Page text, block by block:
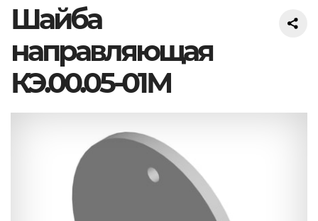
Шайба
направляющая
КЭ.00.05-01М